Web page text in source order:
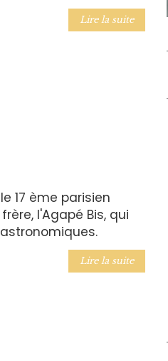
Lire la suite
17 ème parisien
l'Agapé Bis, qui
Lire la suite